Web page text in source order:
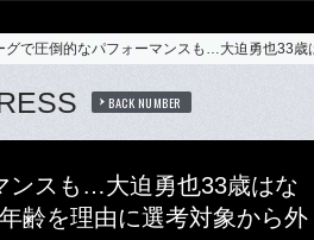
グで圧倒的なパフォーマンスも…大迫勇也33歳
BACK NUMBER
ンスも…大迫勇也33歳はな
齢を理由に選考対象から外